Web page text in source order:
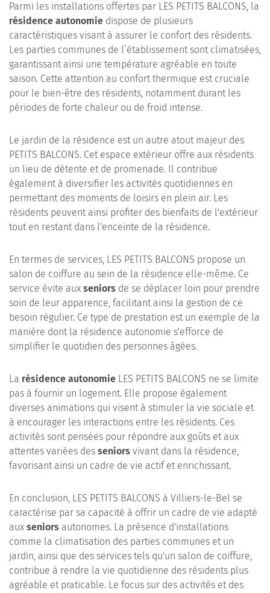
Parmi les installations offertes par LES PETITS BALCONS, la
résidence autonomie dispose de plusieurs
caractéristiques visant à assurer le confort des résidents.
Les parties communes de l’établissement sont climatisées,
garantissant ainsi une température agréable en toute
saison. Cette attention au confort thermique est cruciale
pour le bien-être des résidents, notamment durant les
périodes de forte chaleur ou de froid intense.
Le jardin de la résidence est un autre atout majeur des
PETITS BALCONS. Cet espace extérieur offre aux résidents
un lieu de détente et de promenade. Il contribue
également à diversifier les activités quotidiennes en
permettant des moments de loisirs en plein air. Les
résidents peuvent ainsi profiter des bienfaits de l'extérieur
tout en restant dans l'enceinte de la résidence.
En termes de services, LES PETITS BALCONS propose un
salon de coiffure au sein de la résidence elle-même. Ce
service évite aux seniors de se déplacer loin pour prendre
soin de leur apparence, facilitant ainsi la gestion de ce
besoin régulier. Ce type de prestation est un exemple de la
manière dont la résidence autonomie s'efforce de
simplifier le quotidien des personnes âgées.
La résidence autonomie LES PETITS BALCONS ne se limite
pas à fournir un logement. Elle propose également
diverses animations qui visent à stimuler la vie sociale et
à encourager les interactions entre les résidents. Ces
activités sont pensées pour répondre aux goûts et aux
attentes variées des seniors vivant dans la résidence,
favorisant ainsi un cadre de vie actif et enrichissant.
En conclusion, LES PETITS BALCONS à Villiers-le-Bel se
caractérise par sa capacité à offrir un cadre de vie adapté
aux seniors autonomes. La présence d'installations
comme la climatisation des parties communes et un
jardin, ainsi que des services tels qu'un salon de coiffure,
contribue à rendre la vie quotidienne des résidents plus
agréable et praticable. Le focus sur des activités et des